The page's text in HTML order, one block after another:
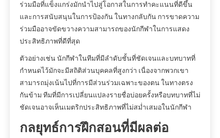
ร่วมมือที่แข็งแกร่งมักนำไปสู่โอกาสในการทำคะแนนที่ดีขึ้น
และการสนับสนุนในการป้องกัน ในทางกลับกัน การขาดความ
ร่วมมืออาจขัดขวางความสามารถของนักกีฬาในการแสดง
ประสิทธิภาพที่ดีที่สุด
ตัวอย่างเช่น นักกีฬาในทีมที่มีลำดับชั้นที่ชัดเจนและบทบาทที่
กำหนดไว้มักจะมีสถิติส่วนบุคคลที่สูงกว่า เนื่องจากพวกเขา
สามารถมุ่งเน้นไปที่การมีส่วนร่วมเฉพาะของตน ในทางตรง
กันข้าม ทีมที่มีการเปลี่ยนแปลงรายชื่อบ่อยครั้งหรือบทบาทที่ไม่
ชัดเจนอาจเห็นเมตริกประสิทธิภาพที่ไม่สม่ำเสมอในนักกีฬา
กลยุทธ์การฝึกสอนที่มีผลต่อ